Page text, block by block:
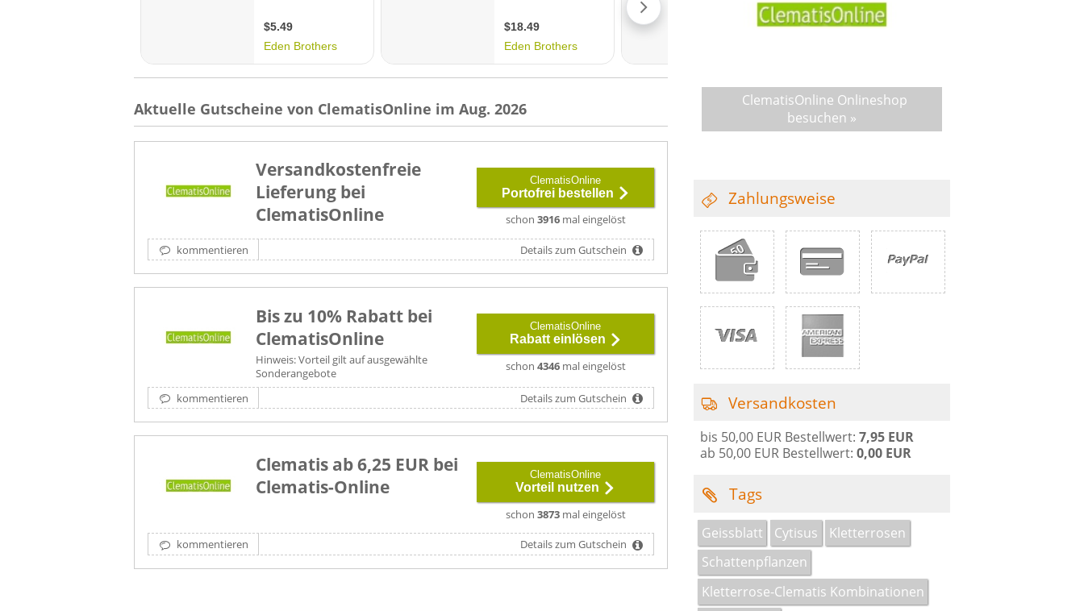
Aktuelle Gutscheine von ClematisOnline im Aug. 2026
Versandkostenfreie
Lieferung bei
ClematisOnline
ClematisOnline
Portofrei bestellen
schon 3916mal eingelöst
kommentieren Details zum Gutschein
Bis zu 10% Rabatt bei
ClematisOnline
Hinweis: Vorteil gilt auf ausgewählte
Sonderangebote
ClematisOnline
Rabatt einlösen
schon 4346mal eingelöst
kommentieren Details zum Gutschein
Clematis ab 6,25 EUR bei
Clematis-Online
ClematisOnline
Vorteil nutzen
schon 3873mal eingelöst
kommentieren Details zum Gutschein
ClematisOnline Onlineshop
besuchen »
Zahlungsweise
Versandkosten
bis 50,00 EUR Bestellwert: 7,95 EUR
ab 50,00 EUR Bestellwert: 0,00 EUR
Tags
Geissblatt Cytisus
Kletterrosen
Schattenpflanzen
Kletterrose-Clematis Kombinationen